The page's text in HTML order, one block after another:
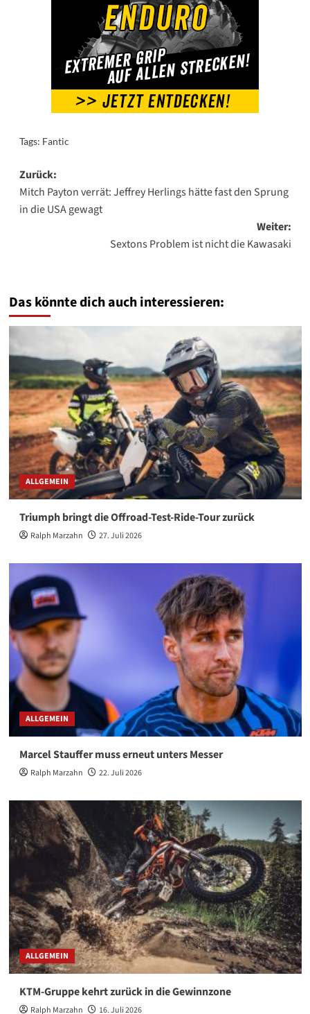
Tags: Fantic
Beitragsnavigation
Zurück:
Mitch Payton verrät: Jeffrey Herlings hätte fast den Sprung
in die USA gewagt
Weiter:
Sextons Problem ist nicht die Kawasaki
Das könnte dich auch interessieren:
ALLGEMEIN
Triumph bringt die Offroad-Test-Ride-Tour zurück
Ralph Marzahn 27. Juli 2026
ALLGEMEIN
Marcel Stauffer muss erneut unters Messer
Ralph Marzahn 22. Juli 2026
ALLGEMEIN
KTM-Gruppe kehrt zurück in die Gewinnzone
Ralph Marzahn 16. Juli 2026